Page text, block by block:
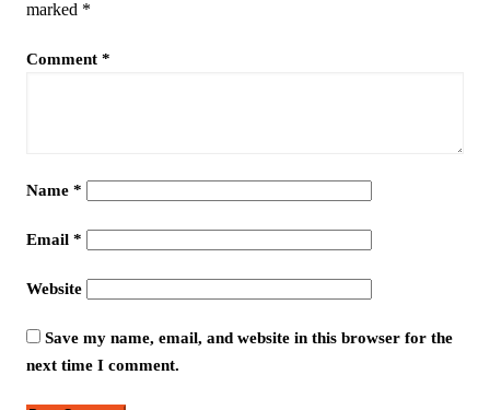
marked *
Comment *
Name *
Email *
Website
Save my name, email, and website in this browser for the
next time I comment.